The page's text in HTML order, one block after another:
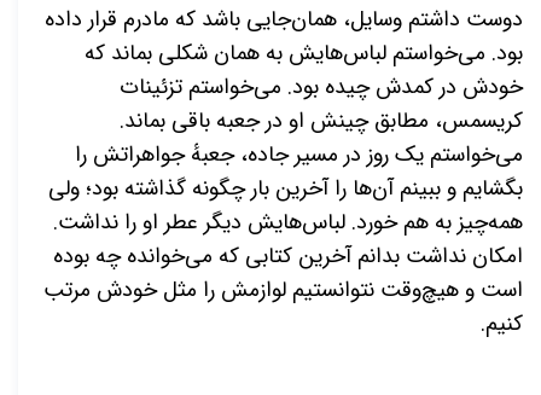
دوست داشتم وسایل، همان‌جایی باشد که مادرم قرار داده
بود. می‌خواستم لباس‌هایش به همان شکلی بماند که
خودش در کمدش چیده بود. می‌خواستم تزئینات
کریسمس، مطابق چینش او در جعبه باقی بماند.
می‌خواستم یک روز در مسیر جاده، جعبهٔ جواهراتش را
بگشایم و ببینم آن‌ها را آخرین بار چگونه گذاشته بود؛ ولی
همه‌چیز به هم خورد. لباس‌هایش دیگر عطر او را نداشت.
امکان نداشت بدانم آخرین کتابی که می‌خوانده چه بوده
است و هیچ‌وقت نتوانستیم لوازمش را مثل خودش مرتب
کنیم.